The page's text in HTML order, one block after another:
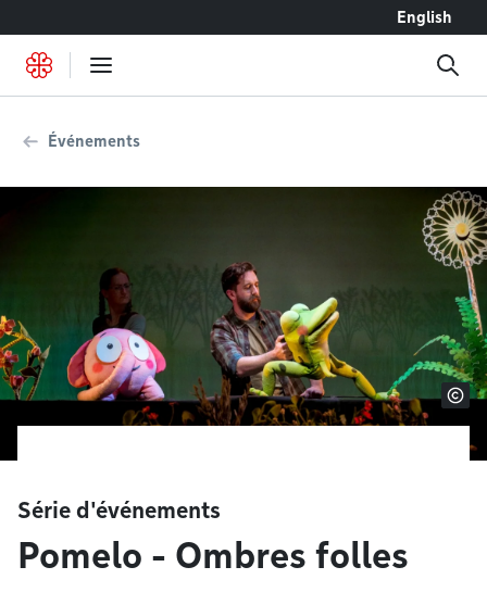
English
Événements
Série d'événements
Pomelo - Ombres folles